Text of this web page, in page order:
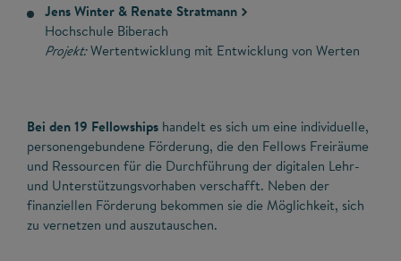
Jens Winter & Renate Stratmann
Hochschule Biberach
Projekt:Wertentwicklung mit Entwicklung von Werten
Bei den 19 Fellowships handelt es sich um eine individuelle,
personengebundene Förderung, die den Fellows Freiräume
und Ressourcen für die Durchführung der digitalen Lehr-
und Unterstützungsvorhaben verschafft. Neben der
finanziellen Förderung bekommen sie die Möglichkeit, sich
zu vernetzen und auszutauschen.